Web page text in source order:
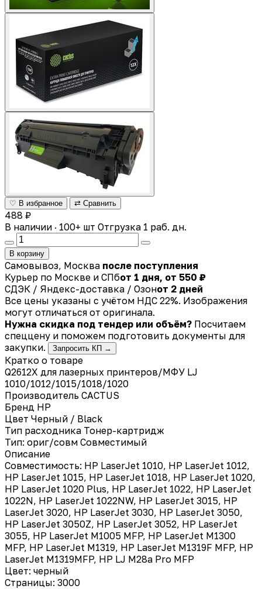
♡ В избранное ⇄ Сравнить
488 ₽
В наличии · 100+ шт Отгрузка 1 раб. дн.
В корзину
Самовывоз, Москва после поступления
Курьер по Москве и СПбот 1 дня, от 550 ₽
СДЭК / Яндекс-доставка / Озонот 2 дней
Все цены указаны с учётом НДС 22%. Изображения
могут отличаться от оригинала.
Нужна скидка под тендер или объём? Посчитаем
спеццену и поможем подготовить документы для
закупки.
Запросить КП →
Кратко о товаре
Q2612X для лазерных принтеров/МФУ LJ
1010/1012/1015/1018/1020
Производитель CACTUS
Бренд HP
Цвет Черный / Black
Тип расходника Тонер-картридж
Тип: ориг/совм Совместимый
Описание
Совместимость: HP LaserJet 1010, HP LaserJet 1012,
HP LaserJet 1015, HP LaserJet 1018, HP LaserJet 1020,
HP LaserJet 1020 Plus, HP LaserJet 1022, HP LaserJet
1022N, HP LaserJet 1022NW, HP LaserJet 3015, HP
LaserJet 3020, HP LaserJet 3030, HP LaserJet 3050,
HP LaserJet 3050Z, HP LaserJet 3052, HP LaserJet
3055, HP LaserJet M1005 MFP, HP LaserJet M1300
MFP, HP LaserJet M1319, HP LaserJet M1319F MFP, HP
LaserJet M1319MFP, HP LJ M28a Pro MFP
Цвет: черный
Страницы: 3000